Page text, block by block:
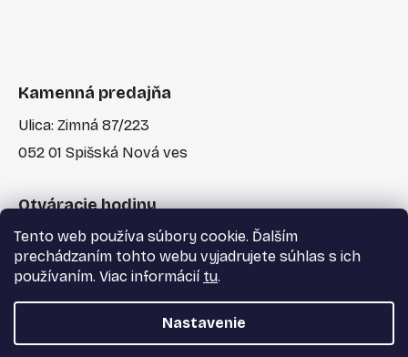
Tento web používa súbory cookie. Ďalším
prechádzaním tohto webu vyjadrujete súhlas s ich
používaním. Viac informácií tu.
Nastavenie
Kamenná predajňa
Ulica: Zimná 87/223
052 01 Spišská Nová ves
Otváracie hodiny
Po-Pia: 7:30 - 17:00